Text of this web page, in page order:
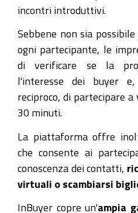
incontri introduttivi.
Sebbene non sia
ogni partecipante, le
di verificare se la
l'interesse dei buyer
reciproco, di partecipare
30 minuti.
La piattaforma offre
che consente ai
conoscenza dei contatti,
virtuali o scambiarsi
InBuyer copre un'ampia